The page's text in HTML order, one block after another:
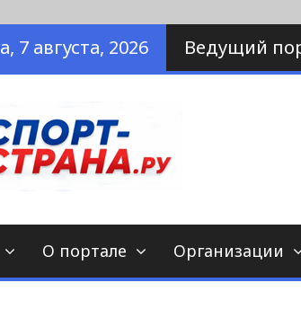
7 августа, 2026 Ведущий
портал
О портале Организации